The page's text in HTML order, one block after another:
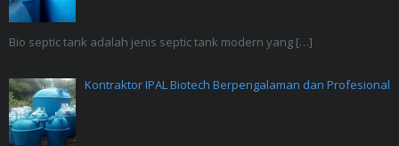
Bio septic tank adalah jenis septic tank modern yang […]
Kontraktor IPAL Biotech Berpengalaman dan Profesional